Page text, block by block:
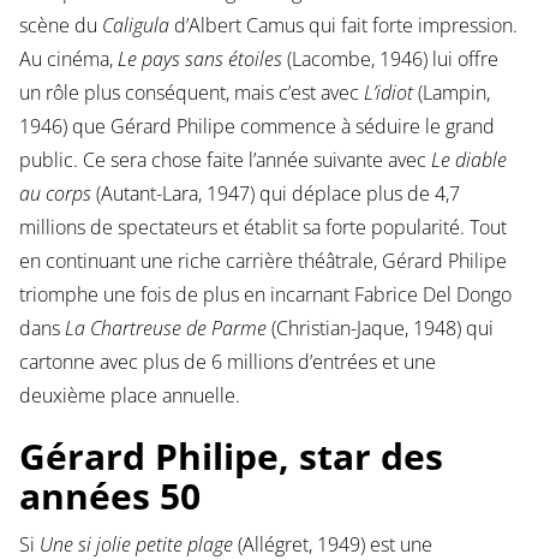
scène du Caligulad’Albert Camus qui fait forte impression.
Au cinéma,Le pays sans étoiles(Lacombe, 1946) lui offre
un rôle plus conséquent, mais c’est avec L’idiot(Lampin,
1946) que Gérard Philipe commence à séduire le grand
public. Ce sera chose faite l’année suivante avec Le diable
au corps(Autant-Lara, 1947) qui déplace plus de 4,7
millions de spectateurs et établit sa forte popularité. Tout
en continuant une riche carrière théâtrale, Gérard Philipe
triomphe une fois de plus en incarnant Fabrice Del Dongo
dansLa Chartreuse de Parme(Christian-Jaque, 1948) qui
cartonne avec plus de 6 millions d’entrées et une
deuxième place annuelle.
Gérard Philipe, star des
années 50
Si Une si jolie petite plage(Allégret, 1949) est une